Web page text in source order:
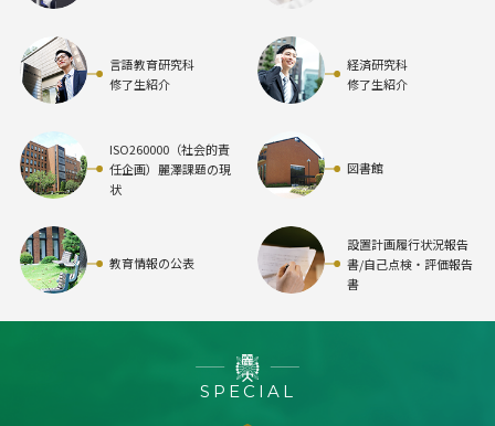
言語教育研究科
修了生紹介
経済研究科
修了生紹介
ISO260000（社会的責
任企画）麗澤課題の現
状
図書館
教育情報の公表
設置計画履行状況報告
書/自己点検・評価報告
書
SPECIAL